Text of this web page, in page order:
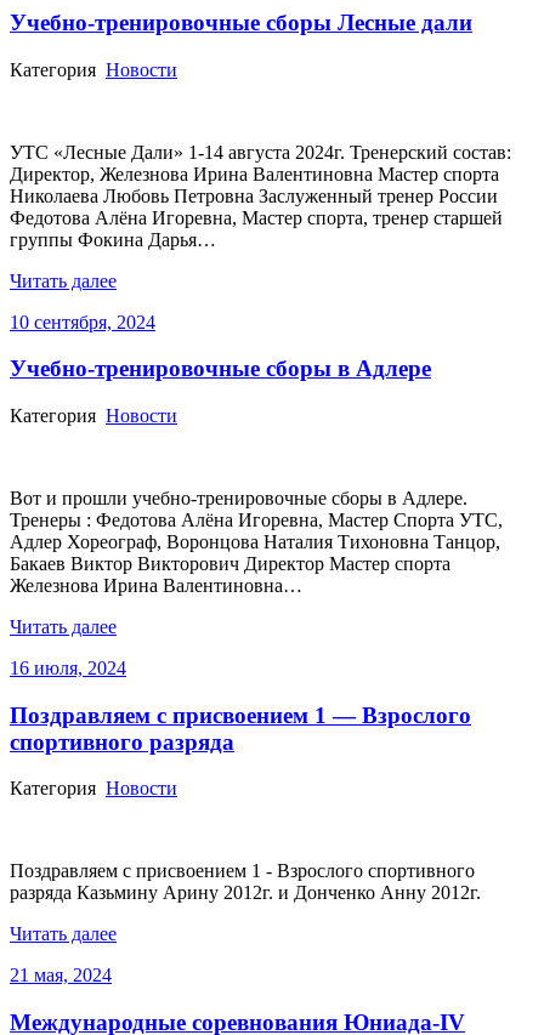
Учебно-тренировочные сборы Лесные дали
Категория Новости
УТС «Лесные Дали» 1-14 августа 2024г. Тренерский состав:
Директор, Железнова Ирина Валентиновна Мастер спорта
Николаева Любовь Петровна Заслуженный тренер России
Федотова Алёна Игоревна, Мастер спорта, тренер старшей
группы Фокина Дарья…
Читать далее
10 сентября, 2024
Учебно-тренировочные сборы в Адлере
Категория Новости
Вот и прошли учебно-тренировочные сборы в Адлере.
Тренеры : Федотова Алёна Игоревна, Мастер Спорта УТС,
Адлер Хореограф, Воронцова Наталия Тихоновна Танцор,
Бакаев Виктор Викторович Директор Мастер спорта
Железнова Ирина Валентиновна…
Читать далее
16 июля, 2024
Поздравляем с присвоением 1 — Взрослого
спортивного разряда
Категория Новости
Поздравляем с присвоением 1 - Взрослого спортивного
разряда Казьмину Арину 2012г. и Донченко Анну 2012г.
Читать далее
21 мая, 2024
Международные соревнования Юниада-IV